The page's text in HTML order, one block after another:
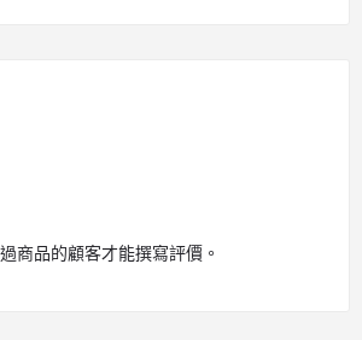
商品的顧客才能撰寫評價。